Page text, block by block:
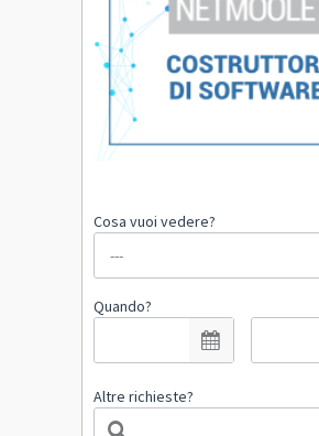
Cosa vuoi vedere?
Quando?
Altre richieste?